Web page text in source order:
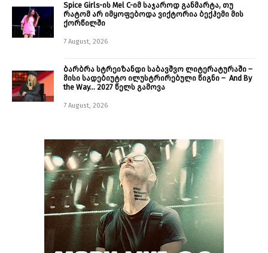
Spice Girls-ის Mel C-იმ საჯაროდ განმარტა, თუ
რატომ არ იმყოფებოდა ვიქტორია ბექჰემი მის
ქორწილში
7 August, 2026
ბარბრა სტრეიზანდი საბავშვო ლიტერატურაში –
მისი სადებიუტო ილუსტრირებული წიგნი – And By
the Way… 2027 წელს გამოვა
7 August, 2026